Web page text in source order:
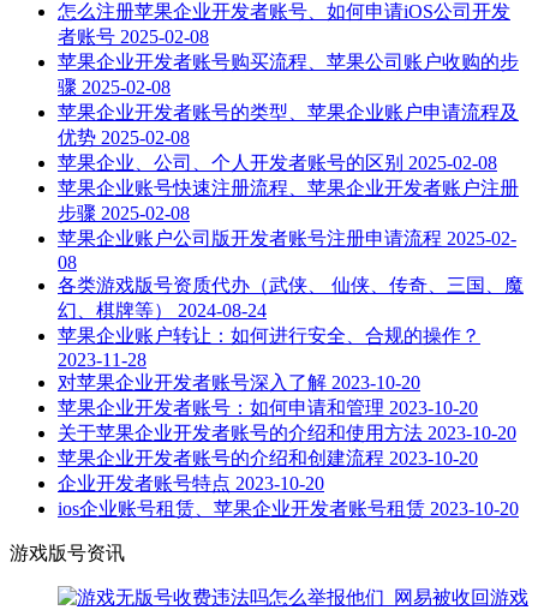
怎么注册苹果企业开发者账号、如何申请iOS公司开发
者账号 2025-02-08
苹果企业开发者账号购买流程、苹果公司账户收购的步
骤 2025-02-08
苹果企业开发者账号的类型、苹果企业账户申请流程及
优势 2025-02-08
苹果企业、公司、个人开发者账号的区别 2025-02-08
苹果企业账号快速注册流程、苹果企业开发者账户注册
步骤 2025-02-08
苹果企业账户公司版开发者账号注册申请流程 2025-02-
08
各类游戏版号资质代办（武侠、 仙侠、传奇、三国、魔
幻、棋牌等）
2024-08-24
苹果企业账户转让：如何进行安全、合规的操作？
2023-11-28
对苹果企业开发者账号深入了解 2023-10-20
苹果企业开发者账号：如何申请和管理 2023-10-20
关于苹果企业开发者账号的介绍和使用方法 2023-10-20
苹果企业开发者账号的介绍和创建流程 2023-10-20
企业开发者账号特点 2023-10-20
ios企业账号租赁、苹果企业开发者账号租赁 2023-10-20
游戏版号资讯